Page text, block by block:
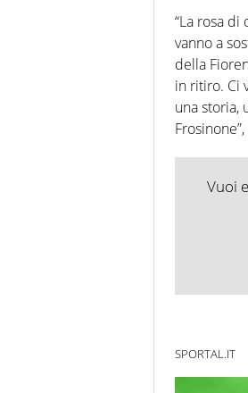
“La rosa di
vanno a
della
in ritiro. Ci
una storia,
Vuoi
SPORTAL.IT